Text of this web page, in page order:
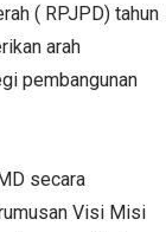
( RPJPD) tahun
arah
pembangunan
secara
Visi Misi